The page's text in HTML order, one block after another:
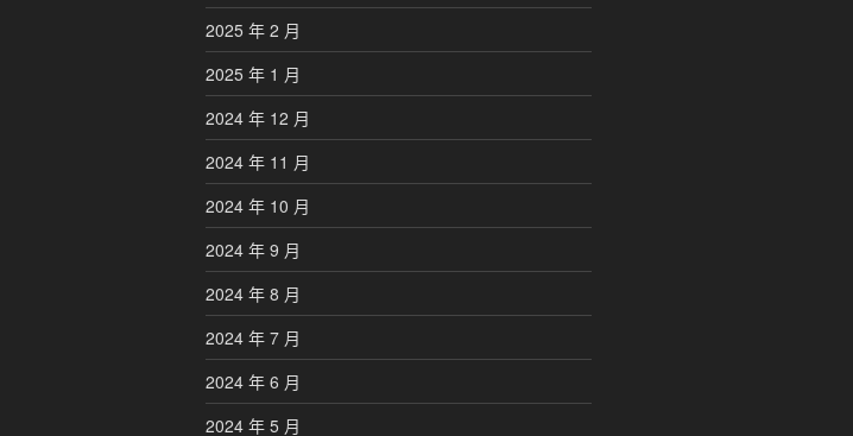
2025 年 2 月
2025 年 1 月
2024 年 12 月
2024 年 11 月
2024 年 10 月
2024 年 9 月
2024 年 8 月
2024 年 7 月
2024 年 6 月
2024 年 5 月